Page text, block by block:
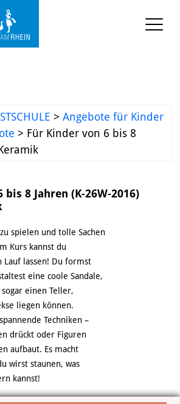
TURMSTRASSE
> Angebote für Kinder
> Für Kinder von 6 bis 8
8 Jahren (K-26W-2016)
spielen und tolle Sachen
Kurs kannst du
lassen! Du formst
eine coole Sandale,
einen Teller,
liegen können.
Techniken –
drückt oder Figuren
aufbaut. Es macht
wirst staunen, was
kannst!